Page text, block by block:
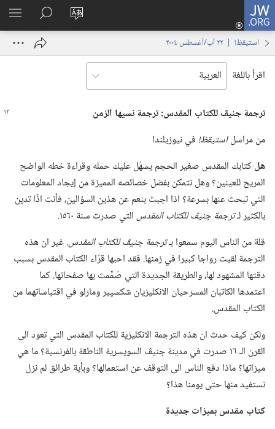
JW.ORG
تغيير
الموقع
تسجيل
الدخول
نافذة
البحث
في
JW.‎ORG
استيقظ‏!‏ | ‏‎٢٢‏ ‏‎آب/أغسطس‏ ‎٢٠٠٤
اقرأ باللغة
ترجمة جنيڤ للكتاب المقدس:‏ ترجمة نسيها الزمن
من مراسلاستيقظ!‏ في نيوزيلندا
هلكتابك المقدس صغير الحجم يسهُل عليك حمله وقراءة خطه الواضح
المريح للعينين؟‏ وهل تتمكن بفضل خصائصه المميزة من إيجاد المعلومات
التي تبحث عنها بسرعة؟‏ اذا اجبتَ بنعم عن هذين السؤالين،‏ فأنت اذًا تدين
بالكثير لـ‍ترجمة جنيڤ للكتاب المقدسالتي صدرت سنة ١٥٦٠.‏
قلة من الناس اليوم سمعوا بـ‍ترجمة جنيڤ للكتاب المقدس.‏غير ان هذه
الترجمة لقيت رواجا كبيرا في زمنها.‏ فقد احبها قرّاء الكتاب المقدس بسبب
دقتها المشهود لها،‏ والطريقة الجديدة التي صُمِّمت بها صفحاتها.‏ كما
اعتمدها الكاتبان المسرحيان الانكليزيان شكسپير ومارلو في اقتباساتهما من
الكتاب المقدس.‏
ولكن كيف حدث ان هذه الترجمة الانكليزية للكتاب المقدس التي تعود الى
القرن الـ‍ ١٦ صدرت في مدينة جنيڤ السويسرية الناطقة بالفرنسية؟‏ ما هي
ميزاتها؟‏ ماذا دفع الناس الى التوقف عن استعمالها؟‏ وبأية طرائق لم نزل
نستفيد منها حتى يومنا هذا؟‏
كتاب مقدس بميزات جديدة